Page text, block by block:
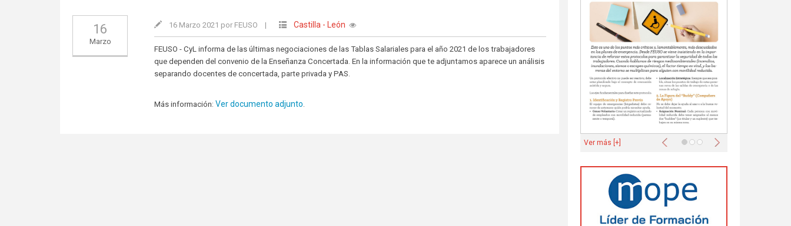
16
Marzo
16 Marzo 2021 por FEUSO | Castilla - León
FEUSO - CyL informa de las últimas negociaciones de las Tablas Salariales para el año 2021 de los trabajadores
que dependen del convenio de la Enseñanza Concertada. En la información que te adjuntamos aparece un análisis
separando docentes de concertada, parte privada y PAS.
Más información:Ver documento adjunto.
Anterior Siguiente
Ver más [+]